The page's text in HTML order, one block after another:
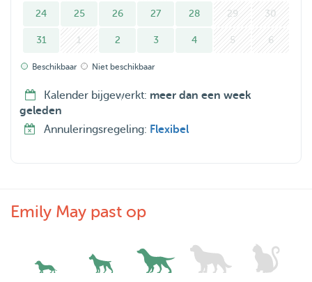
teveel prikkels.
weekend of langer, dan kun je altijd even een berichtje
sturen. Dan kan ik kijken of er toch iets mogelijk is.
24 25 26 27 28 29 30
31 1 2 3 4 5 6
Beschikbaar Niet beschikbaar
Kalender bijgewerkt: meer dan een week
geleden
Annuleringsregeling: Flexibel
Emily May past op